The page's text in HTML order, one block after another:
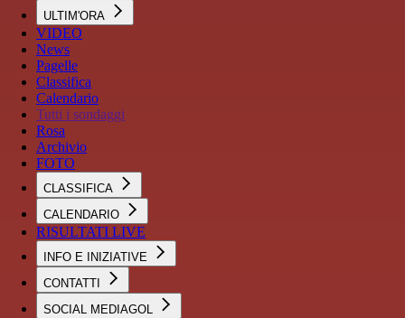
ULTIM'ORA
VIDEO
News
Pagelle
Classifica
Calendario
Tutti i sondaggi
Rosa
Archivio
FOTO
CLASSIFICA
CALENDARIO
RISULTATI LIVE
INFO E INIZIATIVE
CONTATTI
SOCIAL MEDIAGOL